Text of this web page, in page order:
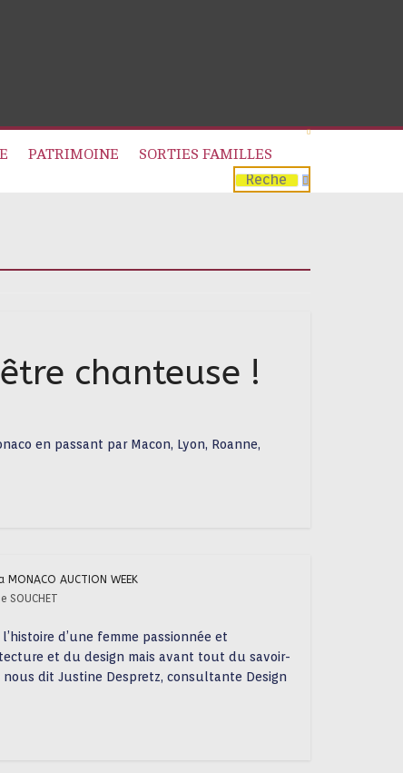
PATRIMOINE
SORTIES FAMILLES
chanteuse !
en passant par Macon, Lyon, Roanne,
AUCTION WEEK
SOUCHET
d’une femme passionnée et
et du design mais avant tout du savoir-
dit Justine Despretz, consultante Design